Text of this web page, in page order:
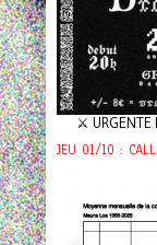
⚔️
JEU 01/10 :